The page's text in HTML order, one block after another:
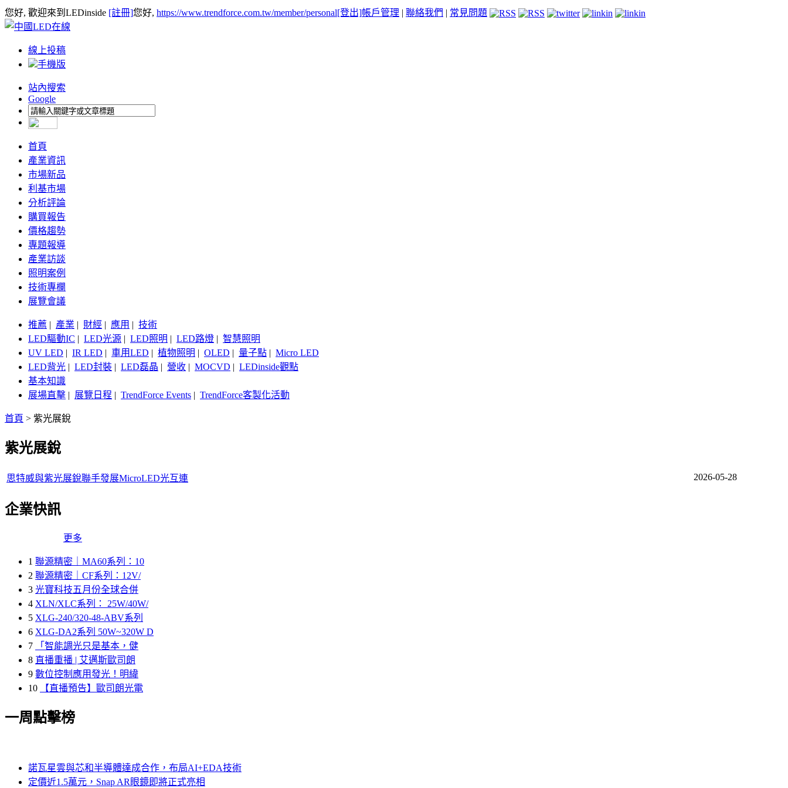
您好, 歡迎來到LEDinside [註冊]您好, https://www.trendforce.com.tw/member/personal[登出]帳戶管理 | 聯絡我們 | 常見問題
線上投稿
手機版
站內搜索
Google
首頁
產業資訊
市場新品
利基市場
分析評論
購買報告
價格趨勢
專題報導
產業訪談
照明案例
技術專欄
展覽會議
推薦 | 產業 | 財經 | 應用 | 技術
LED驅動IC | LED光源 | LED照明 | LED路燈 | 智慧照明
UV LED | IR LED | 車用LED | 植物照明 | OLED | 量子點 | Micro LED
LED背光 | LED封裝 | LED磊晶 | 營收 | MOCVD | LEDinside觀點
基本知識
展場直擊 | 展覽日程 | TrendForce Events | TrendForce客製化活動
首頁 > 紫光展銳
紫光展銳
思特威與紫光展銳聯手發展MicroLED光互連 2026-05-28
企業快訊
更多
1 聯源精密｜MA60系列：10
2 聯源精密｜CF系列：12V/
3 光寶科技五月份全球合併
4 XLN/XLC系列： 25W/40W/
5 XLG-240/320-48-ABV系列
6 XLG-DA2系列 50W~320W D
7
「智能調光只是基本，健
8 直播重播 | 艾邁斯歐司朗
9 數位控制應用發光！明緯
10
【直播預告】歐司朗光電
一周點擊榜
諾瓦星雲與芯和半導體達成合作，布局AI+EDA技術
定價近1.5萬元，Snap AR眼鏡即將正式亮相